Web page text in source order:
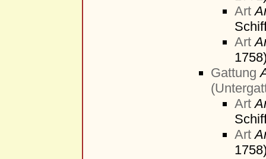
Art
Art
Gattung
Art
Art